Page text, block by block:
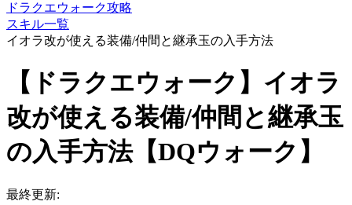
ドラクエウォーク攻略
スキル一覧
イオラ改が使える装備/仲間と継承玉の入手方法
【ドラクエウォーク】イオラ
改が使える装備/仲間と継承玉
の入手方法【DQウォーク】
最終更新: